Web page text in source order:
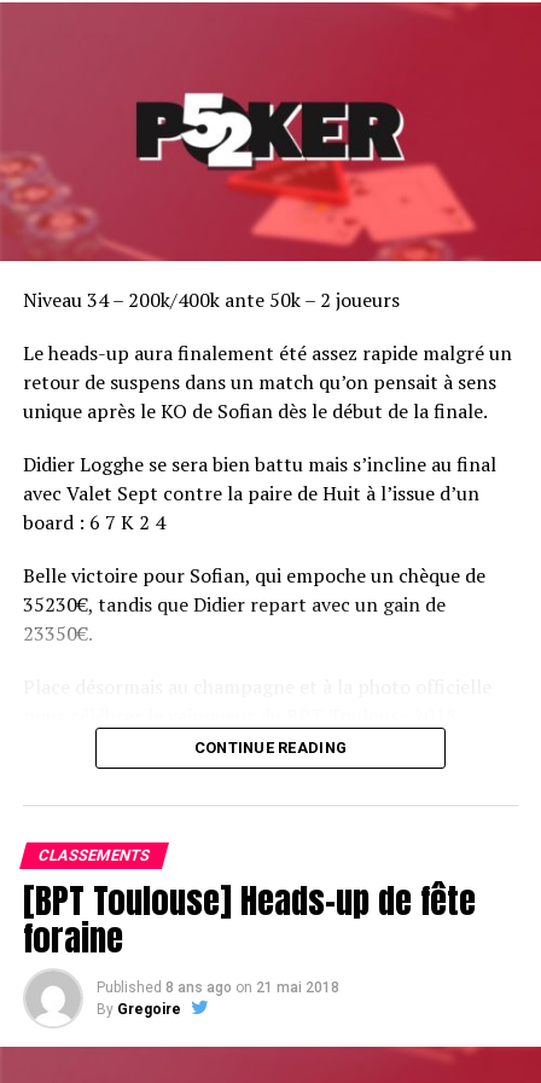
APT Maurice : la table finale est connue
DON'T MISS
Le Super High Roller à 257.000 $ de Macao sera un
tournoi super turbo
Niveau 34 – 200k/400k ante 50k – 2 joueurs
Le heads-up aura finalement été assez rapide malgré un
retour de suspens dans un match qu’on pensait à sens
unique après le KO de Sofian dès le début de la finale.
Didier Logghe se sera bien battu mais s’incline au final
avec Valet Sept contre la paire de Huit à l’issue d’un
board : 6 7 K 2 4
Belle victoire pour Sofian, qui empoche un chèque de
35230€, tandis que Didier repart avec un gain de
23350€.
CONTINUE READING
CLASSEMENTS
[BPT Toulouse] Heads-up de fête
foraine
Published 8 ans ago on 21 mai 2018
By Gregoire